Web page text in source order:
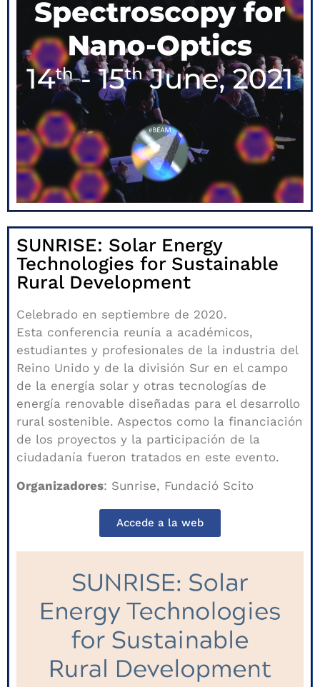
SUNRISE: Solar Energy
Technologies for Sustainable
Rural Development
Celebrado en septiembre de 2020.
Esta conferencia reunía a académicos,
estudiantes y profesionales de la industria del
Reino Unido y de la división Sur en el campo
de la energía solar y otras tecnologías de
energía renovable diseñadas para el desarrollo
rural sostenible. Aspectos como la financiación
de los proyectos y la participación de la
ciudadanía fueron tratados en este evento.
Organizadores: Sunrise, Fundació Scito
Accede a la web